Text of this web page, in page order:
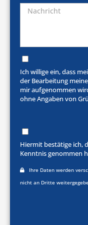
Ich willige ein, dass
der Bearbeitung
mir aufgenommen
ohne Angaben von
Hiermit bestätige ich,
Kenntnis genommen
Ihre Daten werden
nicht an Dritte